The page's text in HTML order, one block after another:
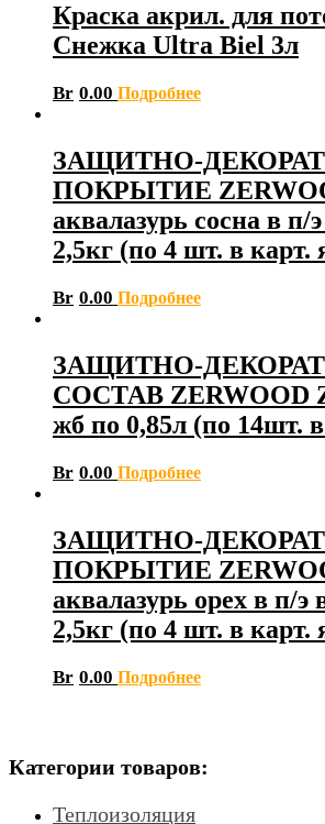
Краска акрил. для
Снежка Ultra Biel 3л
Br 0.00 Подробнее
ЗАЩИТНО-
ПОКРЫТИЕ
аквалазурь сосна в п/
2,5кг (по 4 шт. в карт.
Br 0.00 Подробнее
ЗАЩИТНО-
СОСТАВ ZERWOOD
жб по 0,85л (по 14шт.
Br 0.00 Подробнее
ЗАЩИТНО-
ПОКРЫТИЕ
аквалазурь орех в п/э
2,5кг (по 4 шт. в карт.
Br 0.00 Подробнее
Категории товаров:
Теплоизоляция